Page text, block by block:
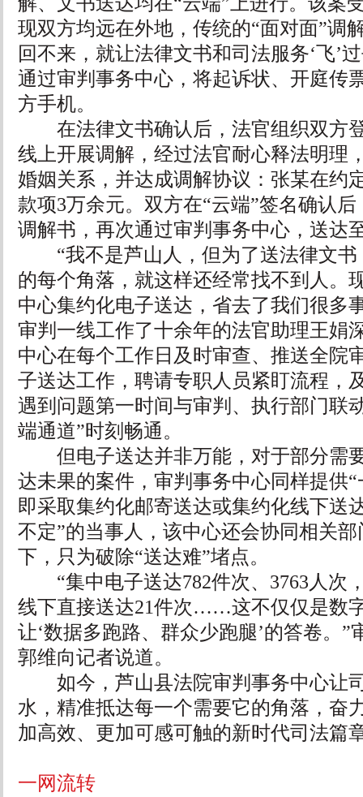
现双方均远在外地，传统的“面对面”调
回不来，就让法律文书和司法服务‘飞’
通过审判事务中心，将起诉状、开庭传
方手机。
在法律文书确认后，法官组织双方
线上开展调解，经过法官耐心释法明理
婚姻关系，并达成调解协议：张某在约
款项3万余元。双方在“云端”签名确认
调解书，再次通过审判事务中心，送达
“我不是芦山人，但为了送法律文书
的每个角落，就这样还经常找不到人。
中心集约化电子送达，省去了我们很多
审判一线工作了十余年的法官助理王娟
中心在每个工作日及时审查、推送全院
子送达工作，聘请专职人员紧盯流程，
遇到问题第一时间与审判、执行部门联
端通道”时刻畅通。
但电子送达并非万能，对于部分需
达未果的案件，审判事务中心同样提供
即采取集约化邮寄送达或集约化线下送
不定”的当事人，该中心还会协同相关
下，只为破除“送达难”堵点。
“集中电子送达782件次、3763人次
线下直接送达21件次……这不仅仅是数
让‘数据多跑路、群众少跑腿’的答卷。”
郭维向记者说道。
如今，芦山县法院审判事务中心让
水，精准抵达每一个需要它的角落，奋
加高效、更加可感可触的新时代司法篇
一网流转